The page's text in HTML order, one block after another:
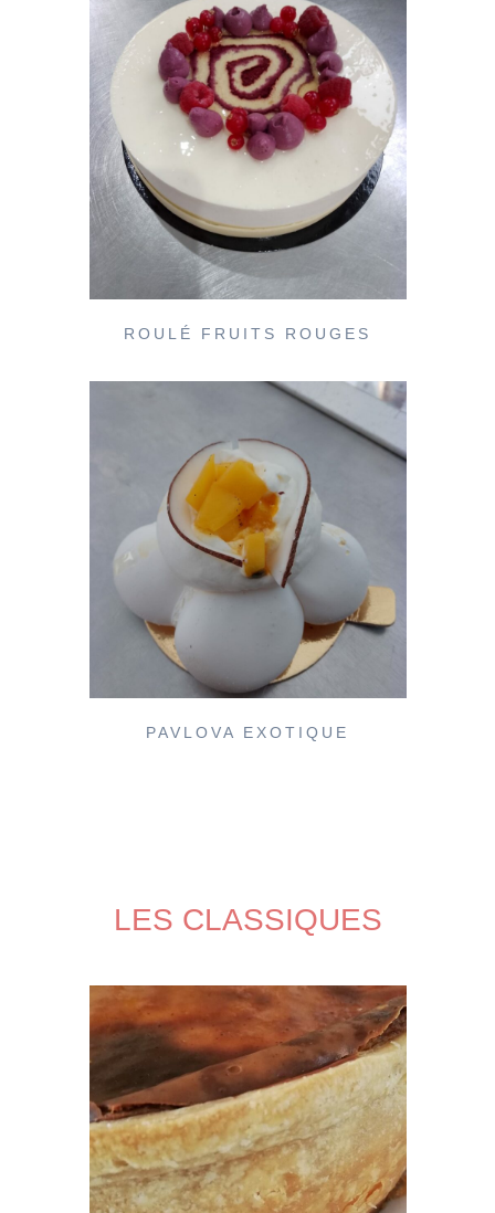
ROULÉ FRUITS ROUGES
PAVLOVA EXOTIQUE
LES CLASSIQUES